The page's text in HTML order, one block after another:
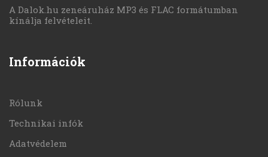
A Dalok.hu zeneáruház MP3 és FLAC formátumban
kínálja felvételeit.
Információk
Rólunk
Technikai infók
Adatvédelem